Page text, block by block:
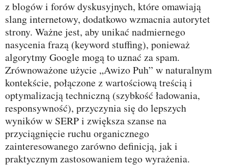
z blogów i forów dyskusyjnych, które omawiają
slang internetowy, dodatkowo wzmacnia autorytet
strony. Ważne jest, aby unikać nadmiernego
nasycenia frazą (keyword stuffing), ponieważ
algorytmy Google mogą to uznać za spam.
Zrównoważone użycie „Awizo Puh” w naturalnym
kontekście, połączone z wartościową treścią i
optymalizacją techniczną (szybkość ładowania,
responsywność), przyczynia się do lepszych
wyników w SERP i zwiększa szanse na
przyciągnięcie ruchu organicznego
zainteresowanego zarówno definicją, jak i
praktycznym zastosowaniem tego wyrażenia.